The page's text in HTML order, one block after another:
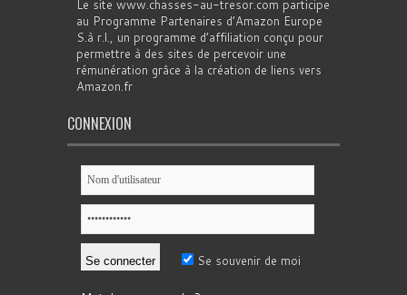
Le site www.chasses-au-tresor.com participe
au Programme Partenaires d’Amazon Europe
S.à r.l., un programme d’affiliation conçu pour
permettre à des sites de percevoir une
rémunération grâce à la création de liens vers
Amazon.fr
CONNEXION
Se souvenir de moi